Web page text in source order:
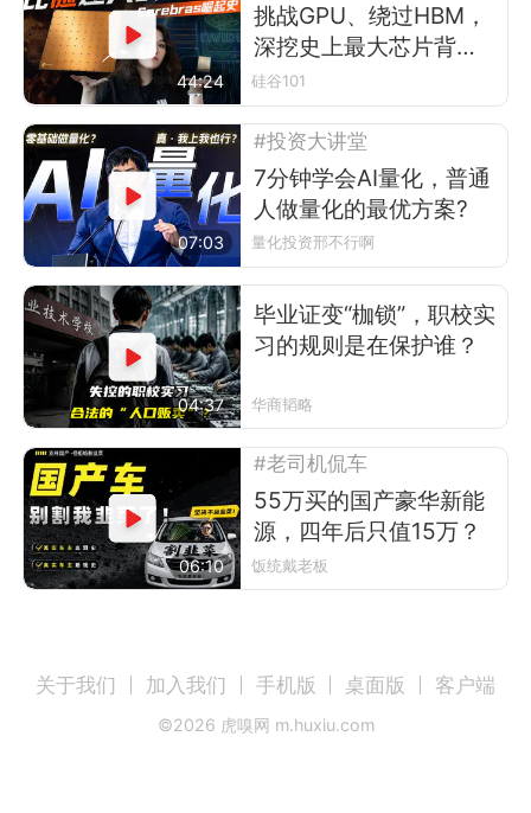
44:24
挑战GPU、绕过HBM，
深挖史上最大芯片背后
的Cerebras
硅谷101
07:03
#投资大讲堂
7分钟学会AI量化，普通
人做量化的最优方案?
量化投资邢不行啊
04:37
毕业证变“枷锁”，职校实
习的规则是在保护谁？
华商韬略
06:10
#老司机侃车
55万买的国产豪华新能
源，四年后只值15万？
饭统戴老板
关于我们 加入我们 手机版 桌面版 客户端
©2026 虎嗅网 m.huxiu.com